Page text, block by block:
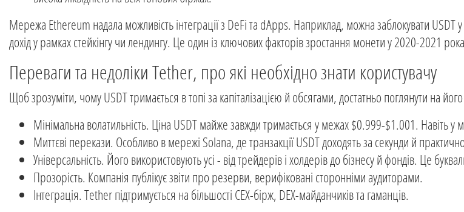
Мережа Ethereum надала можливість інтеграції з DeFi та dApps. Наприклад, можна заблокувати USDT
дохід у рамках стейкінгу чи лендингу. Це один із ключових факторів зростання монети у 2020-2021
Переваги та недоліки Tether, про які необхідно знати користувачу
Щоб зрозуміти, чому USDT тримається в топі за капіталізацією й обсягами, достатньо поглянути на
Мінімальна волатильність. Ціна USDT майже завжди тримається у межах $0.999-$1.001. Навіть у
Миттєві перекази. Особливо в мережі Solana, де транзакції USDT доходять за секунди й практично
Універсальність. Його використовують усі - від трейдерів і холдерів до бізнесу й фондів. Це
Прозорість. Компанія публікує звіти про резерви, верифіковані сторонніми аудиторами.
Інтеграція. Tether підтримується на більшості CEX-бірж, DEX-майданчиків та гаманців.